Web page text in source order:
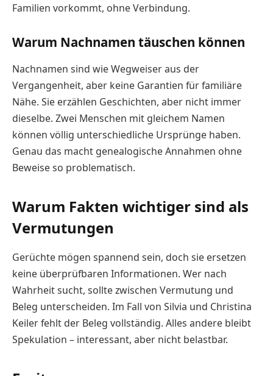
Familien vorkommt, ohne Verbindung.
Warum Nachnamen täuschen können
Nachnamen sind wie Wegweiser aus der
Vergangenheit, aber keine Garantien für familiäre
Nähe. Sie erzählen Geschichten, aber nicht immer
dieselbe. Zwei Menschen mit gleichem Namen
können völlig unterschiedliche Ursprünge haben.
Genau das macht genealogische Annahmen ohne
Beweise so problematisch.
Warum Fakten wichtiger sind als
Vermutungen
Gerüchte mögen spannend sein, doch sie ersetzen
keine überprüfbaren Informationen. Wer nach
Wahrheit sucht, sollte zwischen Vermutung und
Beleg unterscheiden. Im Fall von Silvia und Christina
Keiler fehlt der Beleg vollständig. Alles andere bleibt
Spekulation – interessant, aber nicht belastbar.